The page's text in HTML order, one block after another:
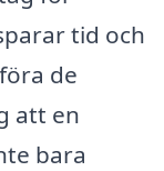
tid och
de
att en
bara